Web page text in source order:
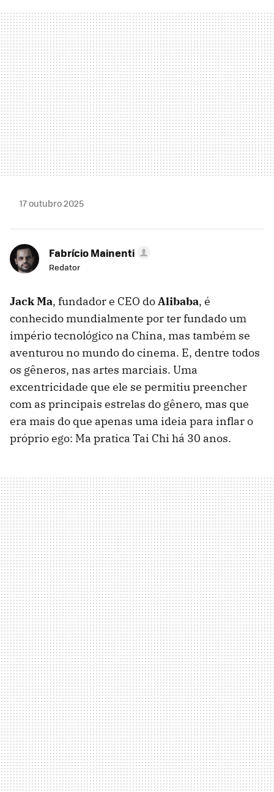
MAIL
17 outubro 2025
Fabrício Mainenti
Redator
Jack Ma, fundador e CEO doAlibaba, é
conhecido mundialmente por ter fundado um
império tecnológico na China, mas também se
aventurou no mundo do cinema. E, dentre todos
os gêneros, nas artes marciais. Uma
excentricidade que ele se permitiu preencher
com as principais estrelas do gênero, mas que
era mais do que apenas uma ideia para inflar o
próprio ego: Ma pratica Tai Chi há 30 anos.